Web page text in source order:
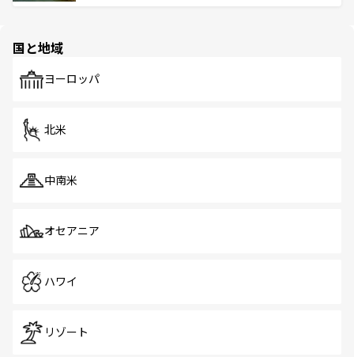
で、ホーカーズは地元の風情を楽しめる外せないスポット
国と地域
ヨーロッパ
北米
中南米
オセアニア
ハワイ
リゾート